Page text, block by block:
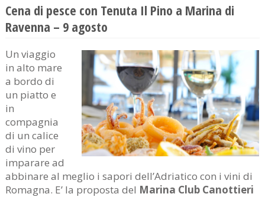
Cena di pesce con Tenuta Il Pino a Marina di
Ravenna – 9 agosto
Un viaggio
in alto mare
a bordo di
un piatto e
in
compagnia
di un calice
di vino per
imparare ad
abbinare al meglio i sapori dell’Adriatico con i vini di
Romagna. E’ la proposta del Marina Club Canottieri